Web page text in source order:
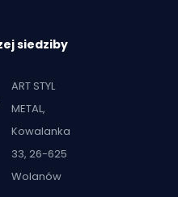
siedziby
ART STYL
METAL,
Kowalanka
33, 26-625
Wolanów